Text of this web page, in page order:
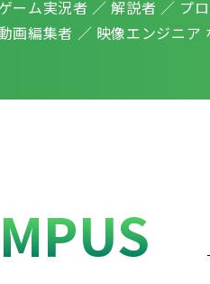
ーム実況者 ／ 解説者 ／ プ
画編集者 ／ 映像エンジニア